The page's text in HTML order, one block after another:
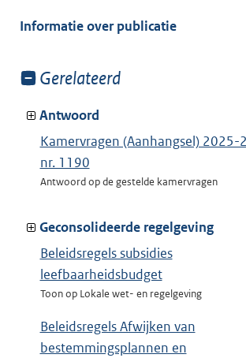
van:
Informatie over publicatie
Toon
van:
Gerelateerd
Antwoord
Kamervragen (Aanhangsel) 2025-
nr. 1190
Antwoord op de gestelde kamervragen
Geconsolideerde regelgeving
Beleidsregels subsidies
leefbaarheidsbudget
Toon op Lokale wet- en regelgeving
Beleidsregels Afwijken van
bestemmingsplannen en